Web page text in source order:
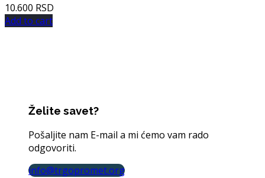
10.600 RSD
Add to cart
Želite savet?
Pošaljite nam E-mail a mi ćemo vam rado
odgovoriti.
info@trgopromet.org